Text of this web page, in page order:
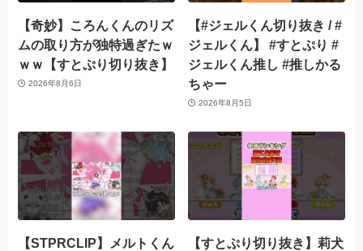
【奇妙】ころんくんのリズ
ムの取り方が独特過ぎたｗ
ｗｗ【すとぷり切り抜き】
2026年8月6日
【#ジェルくん切り抜き / #
ジェルくん】 #すとぷり #
ジェルくん推し #推しかる
ちゃー
2026年8月5日
【STPRCLIP】メルトくん
【すとぷり切り抜き】莉犬